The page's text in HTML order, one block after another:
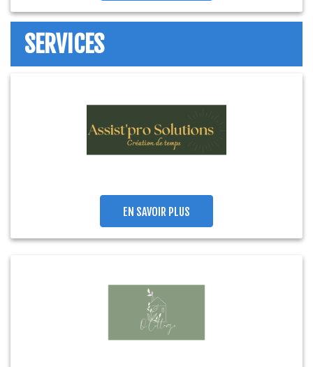
SERVICES
EN SAVOIR PLUS